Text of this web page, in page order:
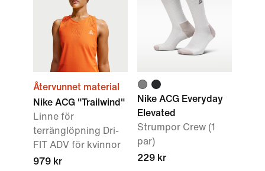
Återvunnet material
Nike ACG "Trailwind"
Linne för
terränglöpning Dri-
FIT ADV för kvinnor
979 kr
Nike ACG Everyday
Elevated
Strumpor Crew (1
par)
229 kr